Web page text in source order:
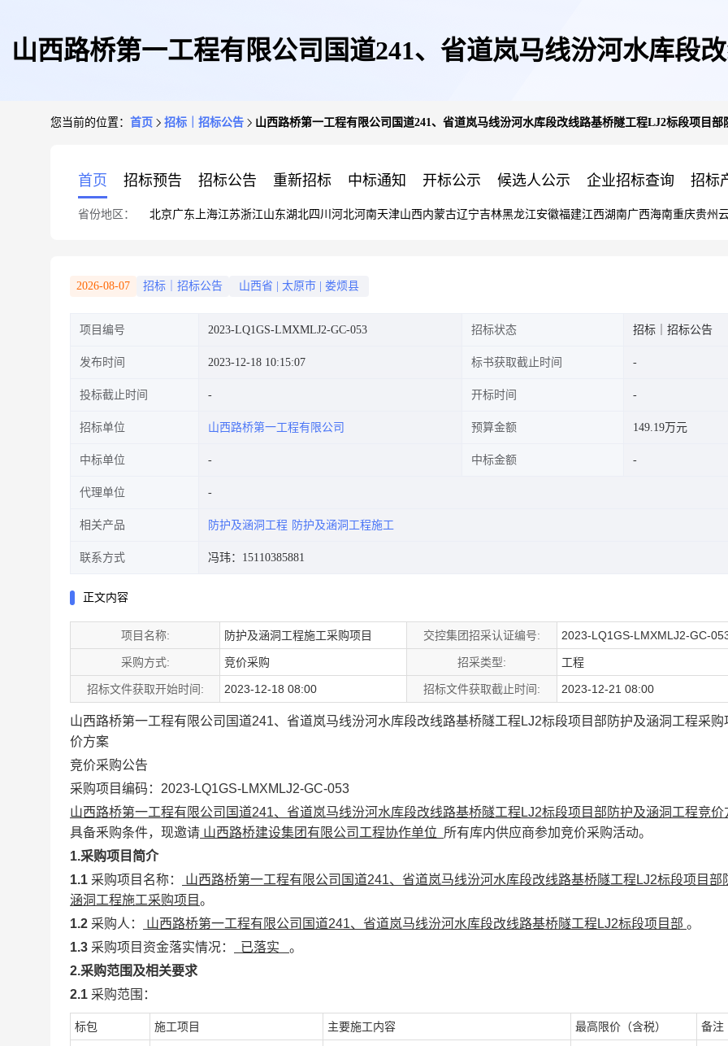
山西路桥第一工程有限公司国道241、省道岚马线汾河水库段
您当前的位置： 首页 招标｜招标公告 山西路桥第一工程有限公司国道241、省道岚马线汾河水库段改线路基桥隧工程LJ2标段项目
首页 招标预告 招标公告 重新招标 中标通知 开标公示 候选人公示 企业招标查询 招标
省份地区： 北京广东 上海江苏浙江山东湖北四川 河北河南天津山西内蒙古辽宁吉林黑龙江安徽福建江西湖南广西海南重庆贵州
2026-08-07 招标｜招标公告 山西省 太原市 娄烦县
项目编号 2023-LQ1GS-LMXMLJ2-GC-053 招标状态 招标｜招标公告
发布时间 2023-12-18 10:15:07 标书获取截止时间
投标截止时间 开标时间
招标单位 山西路桥第一工程有限公司 预算金额 149.19万元
中标单位 中标金额
代理单位
相关产品 防护及涵洞工程 防护及涵洞工程施工
联系方式 冯玮：15110385881
正文内容
项目名称: 防护及涵洞工程施工采购项目 交控集团招采认证编号: 2023-LQ1GS-LMXMLJ2-GC-
采购方式: 竞价采购 招采类型: 工程
招标文件获取开始时间: 2023-12-18 08:00 招标文件获取截止时间: 2023-12-21 08:00
山西路桥第一工程有限公司国道241、省道岚马线汾河水库段改线路基桥隧工程LJ2标段项目部防护及涵洞工程采购
价方案
竞价采购公告
采购项目编码：2023-LQ1GS-LMXMLJ2-GC-053
山西路桥第一工程有限公司国道241、省道岚马线汾河水库段改线路基桥隧工程LJ2标段项目部防护及涵洞工程竞
具备釆购条件， 现邀请 山西路桥建设集团有限公司工程协作单位 所有库内供应商参加竞价采购活动。
1.采购项目简介
1.1 采购项目名称：
山西路桥第一工程有限公司国道241、省道岚马线汾河水库段改线路基桥隧工程LJ2标段项目部
涵洞工程施工采购项目。
1.2 采购人： 山西路桥第一工程有限公司国道241、省道岚马线汾河水库段改线路基桥隧工程LJ2标段项目部 。
1.3 采购项目资金落实情况： 已落实 。
2.采购范围及相关要求
2.1 采购范围：
标包 施工项目 主要施工内容 最高限价（含税） 备注